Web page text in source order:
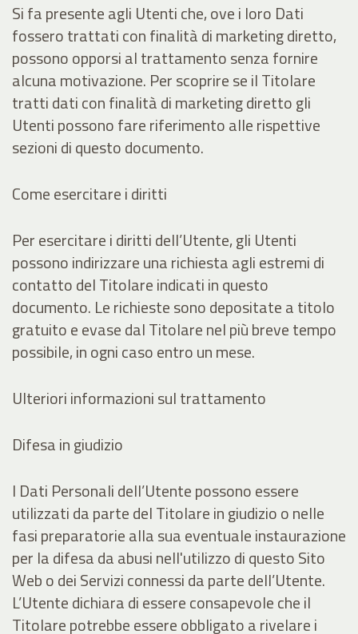
Si fa presente agli Utenti che, ove i loro Dati
fossero trattati con finalità di marketing diretto,
possono opporsi al trattamento senza fornire
alcuna motivazione. Per scoprire se il Titolare
tratti dati con finalità di marketing diretto gli
Utenti possono fare riferimento alle rispettive
sezioni di questo documento.
Come esercitare i diritti
Per esercitare i diritti dell’Utente, gli Utenti
possono indirizzare una richiesta agli estremi di
contatto del Titolare indicati in questo
documento. Le richieste sono depositate a titolo
gratuito e evase dal Titolare nel più breve tempo
possibile, in ogni caso entro un mese.
Ulteriori informazioni sul trattamento
Difesa in giudizio
I Dati Personali dell’Utente possono essere
utilizzati da parte del Titolare in giudizio o nelle
fasi preparatorie alla sua eventuale instaurazione
per la difesa da abusi nell'utilizzo di questo Sito
Web o dei Servizi connessi da parte dell’Utente.
L’Utente dichiara di essere consapevole che il
Titolare potrebbe essere obbligato a rivelare i